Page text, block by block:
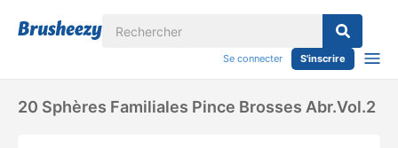
Se connecter S'inscrire
20 Sphères Familiales Pince Brosses Abr.vol.2